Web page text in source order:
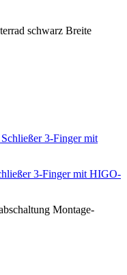
schwarz Breite
3-Finger mit HIGO-
Montage-